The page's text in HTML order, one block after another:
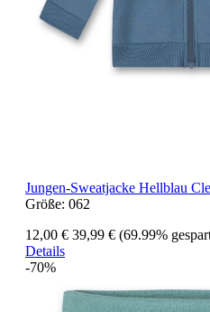
Jungen-Sweatjacke Hellblau
Größe: 062
12,00 € 39,99 € (69.99%
Details
-70%